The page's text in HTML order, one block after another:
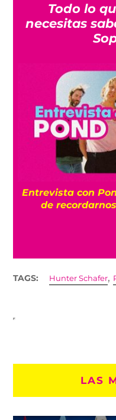
Todo lo
necesitas
Entrevista con
de
TAGS: Hunter Schafer,
LAS